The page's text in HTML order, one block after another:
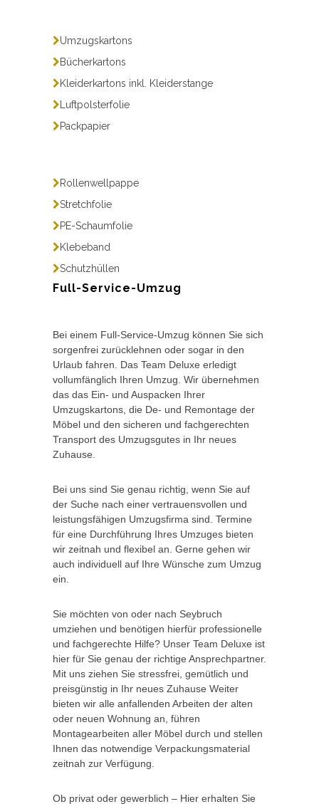
Umzugskartons
Bücherkartons
Kleiderkartons inkl. Kleiderstange
Luftpolsterfolie
Packpapier
Rollenwellpappe
Stretchfolie
PE-Schaumfolie
Klebeband
Schutzhüllen
Full-Service-Umzug
Bei einem Full-Service-Umzug können Sie sich
sorgenfrei zurücklehnen oder sogar in den
Urlaub fahren. Das Team Deluxe erledigt
vollumfänglich Ihren Umzug. Wir übernehmen
das das Ein- und Auspacken Ihrer
Umzugskartons, die De- und Remontage der
Möbel und den sicheren und fachgerechten
Transport des Umzugsgutes in Ihr neues
Zuhause.
Bei uns sind Sie genau richtig, wenn Sie auf
der Suche nach einer vertrauensvollen und
leistungsfähigen Umzugsfirma sind. Termine
für eine Durchführung Ihres Umzuges bieten
wir zeitnah und flexibel an. Gerne gehen wir
auch individuell auf Ihre Wünsche zum Umzug
ein.
Sie möchten von oder nach Seybruch
umziehen und benötigen hierfür professionelle
und fachgerechte Hilfe? Unser Team Deluxe ist
hier für Sie genau der richtige Ansprechpartner.
Mit uns ziehen Sie stressfrei, gemütlich und
preisgünstig in Ihr neues Zuhause Weiter
bieten wir alle anfallenden Arbeiten der alten
oder neuen Wohnung an, führen
Montagearbeiten aller Möbel durch und stellen
Ihnen das notwendige Verpackungsmaterial
zeitnah zur Verfügung.
Ob privat oder gewerblich – Hier erhalten Sie